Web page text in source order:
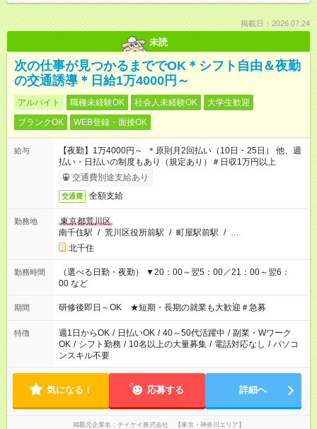
掲載日：2026.07.24
未読
次の仕事が見つかるまででOK＊シフト自由＆夜勤
の交通誘導＊日給1万4000円～
アルバイト 職種未経験OK 社会人未経験OK
大学生歓迎
ブランクOK
WEB登録・面接OK
給与
【夜勤】1万4000円～ ＊原則月2回払い（10日・25日） 他、週
払い・日払いの制度もあり（規定あり）＃日収1万円以上
交通費別途支給あり
交通費 全額支給
勤務地
東京都荒川区
南千住駅 / 荒川区役所前駅 / 町屋駅前駅 / …
北千住
勤務時間
（選べる日勤・夜勤） ▼20：00～翌5：00／21：00～翌6：
00 など
期間 研修後即日～OK ★短期・長期の就業も大歓迎＃急募
特徴 週1日からOK / 日払いOK / 40～50代活躍中 / 副業・Wワーク
OK / シフト勤務 / 10名以上の大量募集 / 電話対応なし / パソコ
ンスキル不要
気になる！ 応募する 詳細へ
掲載元企業名 テイケイ株式会社 【東京・神奈川エリア】